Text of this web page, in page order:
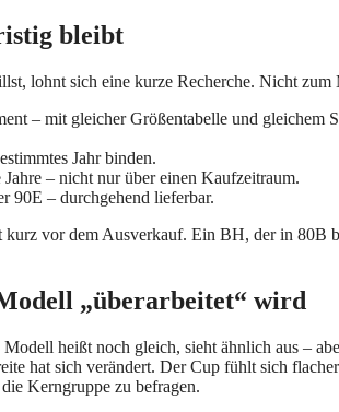
bleibt
lohnt sich eine kurze Recherche. Nicht zum
– mit gleicher Größentabelle und gleichem
Jahr binden.
– nicht nur über einen Kaufzeitraum.
90E – durchgehend lieferbar.
vor dem Ausverkauf. Ein BH, der in 80B
„überarbeitet“ wird
heißt noch gleich, sieht ähnlich aus –
hat sich verändert. Der Cup fühlt sich
Kerngruppe zu befragen.